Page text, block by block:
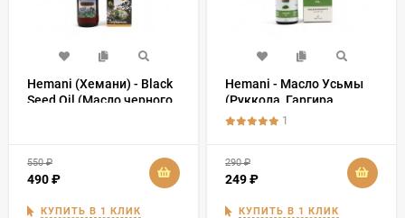
Hemani (Хемани) - Black
Seed Oil (Масло черного
550₽
490₽
КУПИТЬ В 1 КЛИК
Hemani - Масло Усьмы
(Руккола, Гаргира,
Taramira Oil) 30 мл
1
290₽
249₽
КУПИТЬ В 1 КЛИК